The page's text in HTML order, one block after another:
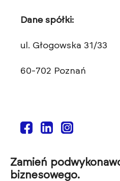
Dane spółki:
ul. Głogowska 31/33
60-702 Poznań
Zamień
biznesowego.